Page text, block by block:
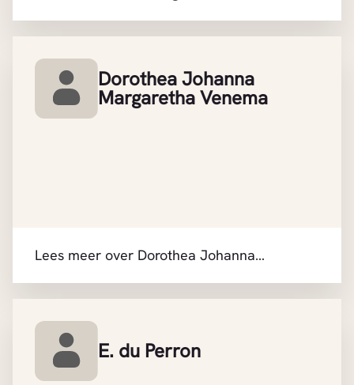
Dorothea Johanna
Margaretha Venema
Lees meer over Dorothea Johanna
E. du Perron